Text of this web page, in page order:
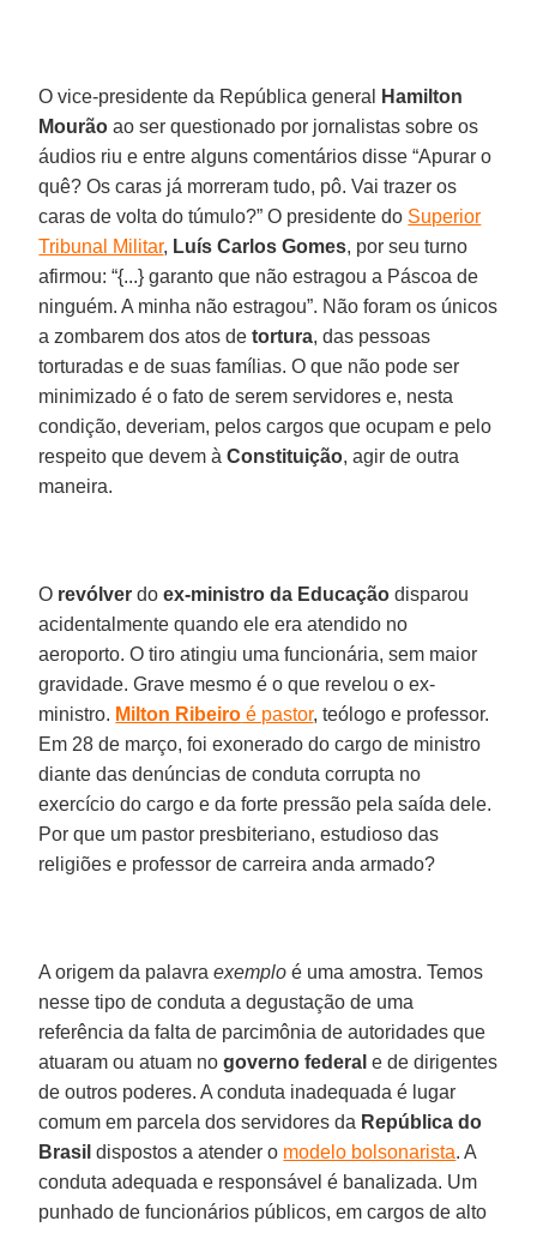
O vice-presidente da República general
Hamilton
Mourão ao ser questionado por jornalistas sobre os
áudios riu e entre alguns comentários disse “Apurar o
quê? Os caras já morreram tudo, pô. Vai trazer os
caras de volta do túmulo?” O presidente do Superior
Tribunal Militar, Luís Carlos Gomes, por seu turno
afirmou: “{...} garanto que não estragou a Páscoa de
ninguém. A minha não estragou”. Não foram os únicos
a zombarem dos atos detortura, das pessoas
torturadas e de suas famílias. O que não pode ser
minimizado é o fato de serem servidores e, nesta
condição, deveriam, pelos cargos que ocupam e pelo
respeito que devem àConstituição, agir de outra
maneira.
O revólver doex-ministro da Educação disparou
acidentalmente quando ele era atendido no
aeroporto. O tiro atingiu uma funcionária, sem maior
gravidade. Grave mesmo é o que revelou o ex-
ministro. Milton Ribeiro é pastor, teólogo e professor.
Em 28 de março, foi exonerado do cargo de ministro
diante das denúncias de conduta corrupta no
exercício do cargo e da forte pressão pela saída dele.
Por que um pastor presbiteriano, estudioso das
religiões e professor de carreira anda armado?
A origem da palavraexemplo é uma amostra. Temos
nesse tipo de conduta a degustação de uma
referência da falta de parcimônia de autoridades que
atuaram ou atuam nogoverno federal e de dirigentes
de outros poderes. A conduta inadequada é lugar
comum em parcela dos servidores da República do
Brasil dispostos a atender o modelo bolsonarista. A
conduta adequada e responsável é banalizada. Um
punhado de funcionários públicos, em cargos de alto